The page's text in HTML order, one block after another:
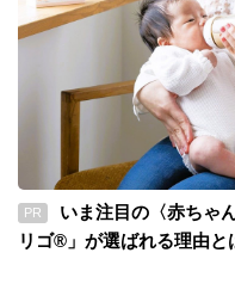
PR
いま注目の〈赤ちゃ
リゴ®」が選ばれる理由と